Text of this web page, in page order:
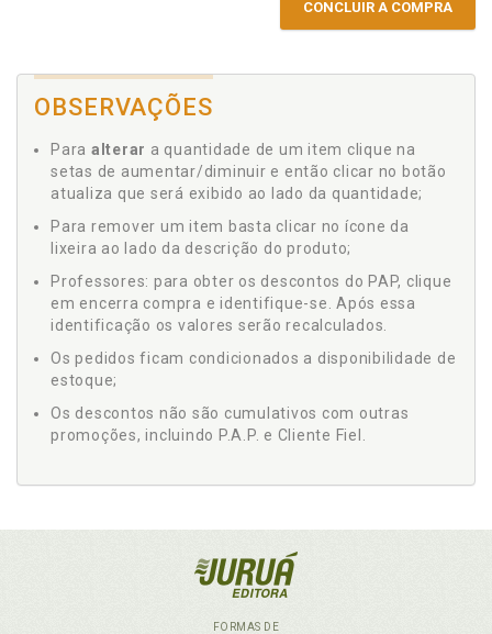
CONCLUIR A COMPRA
OBSERVAÇÕES
Para alterar a quantidade de um item clique na
setas de aumentar/diminuir e então clicar no botão
atualiza que será exibido ao lado da quantidade;
Para remover um item basta clicar no ícone da
lixeira ao lado da descrição do produto;
Professores: para obter os descontos do PAP, clique
em encerra compra e identifique-se. Após essa
identificação os valores serão recalculados.
Os pedidos ficam condicionados a disponibilidade de
estoque;
Os descontos não são cumulativos com outras
promoções, incluindo P.A.P. e Cliente Fiel.
FORMAS DE